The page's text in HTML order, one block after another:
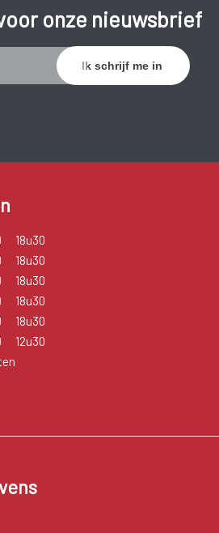
onze nieuwsbrief
18u30
18u30
18u30
18u30
18u30
12u30